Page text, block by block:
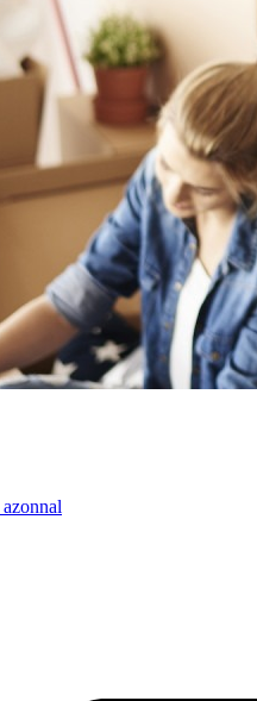
azonnal